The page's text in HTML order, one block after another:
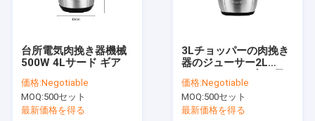
お問い合わせ
多炊事道具
台所電気肉挽き器機械
500W 4Lサード ギア
価格:Negotiable
MOQ:500セット
最新価格を得る
3Lチョッパーの肉挽き
器のジューサー2L
気肉挽き器
価格:Negotiable
MOQ:500セット
最新価格を得る